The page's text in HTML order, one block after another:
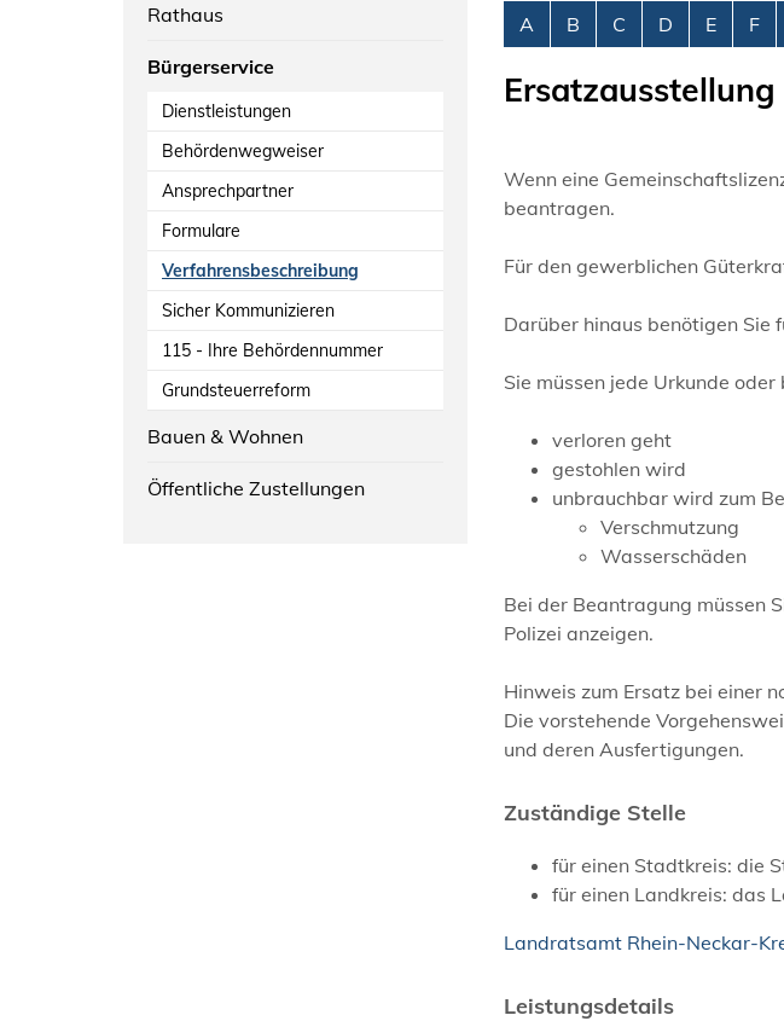
Rathaus
Bürgerservice
Dienstleistungen
Behördenwegweiser
Ansprechpartner
Formulare
Verfahrensbeschreibung
Sicher Kommunizieren
115 - Ihre Behördennummer
Grundsteuerreform
Bauen & Wohnen
Öffentliche Zustellungen
Alphabetisches Register
A B C D E F
Wenn eine
beantragen.
Für den gewerblichen
Darüber hinaus benötigen Sie
Sie müssen jede Urkunde
verloren geht
gestohlen wird
unbrauchbar wird zum
Verschmutzung
Wasserschäden
Bei der Beantragung müssen
Polizei anzeigen.
Hinweis zum Ersatz bei einer
Die vorstehende
und deren Ausfertigungen.
Zuständige Stelle
für einen Stadtkreis: die
für einen Landkreis: das
Landratsamt Rhein-Neckar-
Leistungsdetails